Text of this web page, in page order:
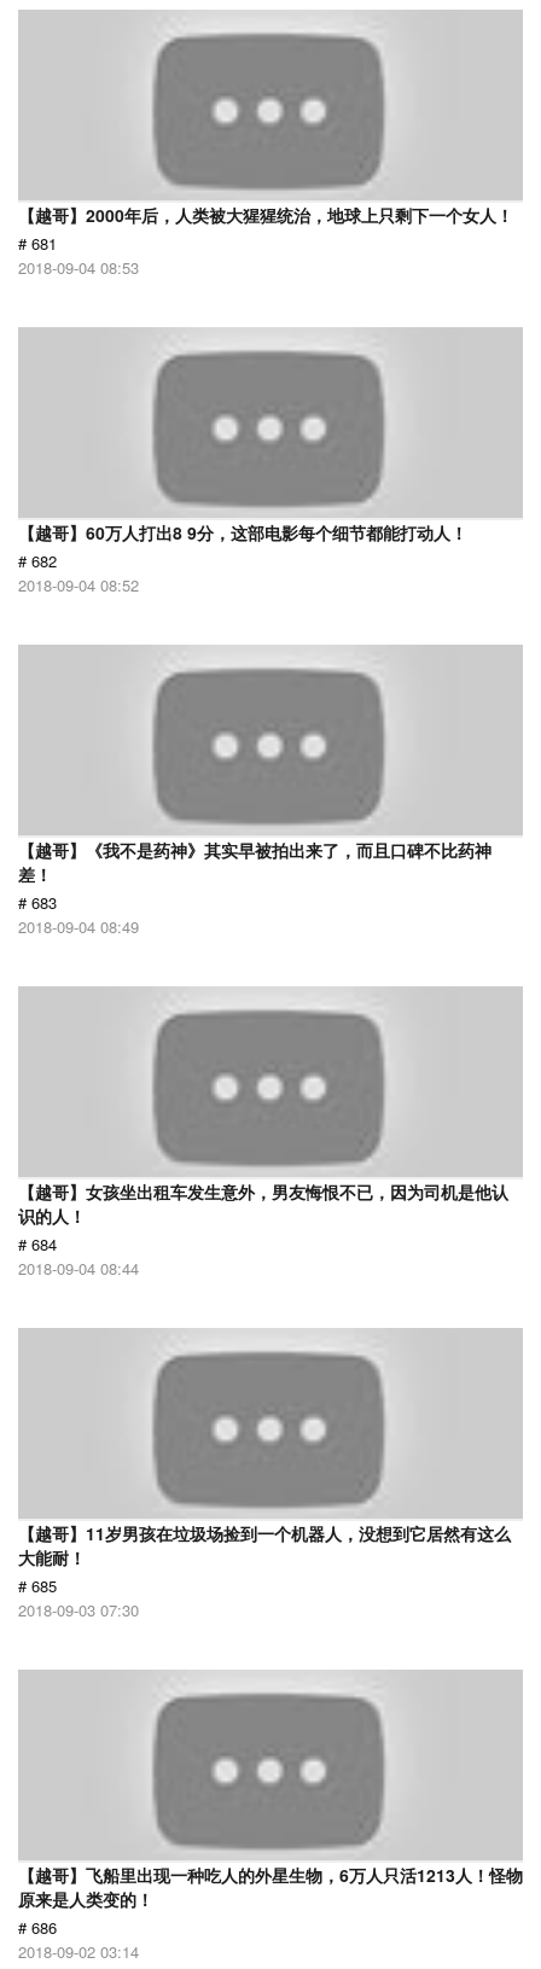
【越哥】2000年后，人类被大猩猩统治，地球上只剩下一个女人！
# 681
2018-09-04 08:53
【越哥】60万人打出8 9分，这部电影每个细节都能打动人！
# 682
2018-09-04 08:52
【越哥】《我不是药神》其实早被拍出来了，而且口碑不比药神
差！
# 683
2018-09-04 08:49
【越哥】女孩坐出租车发生意外，男友悔恨不已，因为司机是他认
识的人！
# 684
2018-09-04 08:44
【越哥】11岁男孩在垃圾场捡到一个机器人，没想到它居然有这么
大能耐！
# 685
2018-09-03 07:30
【越哥】飞船里出现一种吃人的外星生物，6万人只活1213人！怪物
原来是人类变的！
# 686
2018-09-02 03:14